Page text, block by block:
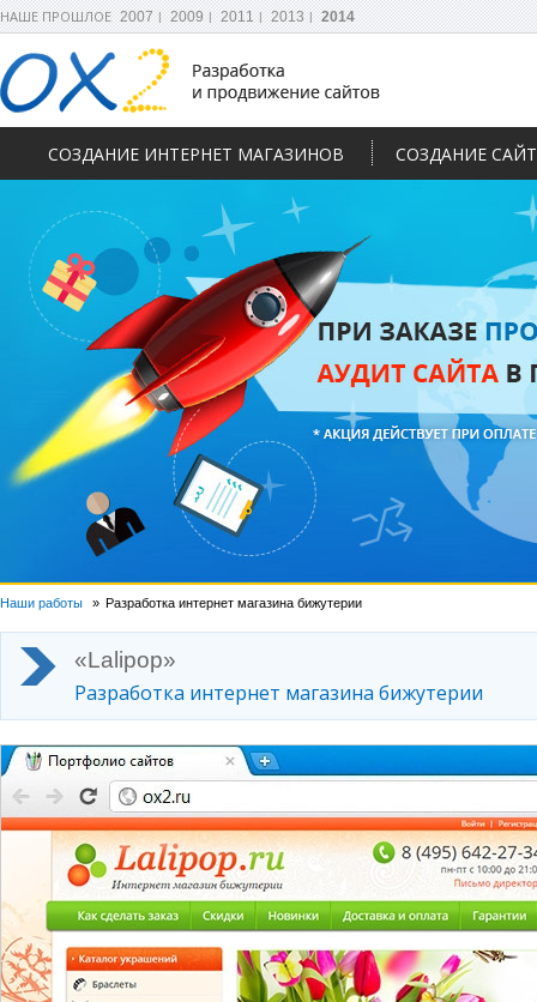
СОЗДАНИЕ ИНТЕРНЕТ МАГАЗИНОВ СОЗДАНИЕ
НАШЕ ПРОШЛОЕ 2007 2009 2011 2013 2014
Наши работы Разработка интернет магазина бижутерии
«Lalipop»
Разработка интернет магазина бижутерии